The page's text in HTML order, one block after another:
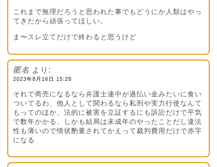
これまで無理だろうと思われた事でもどうにか人類はやっ
てきたから頑張ってほしい。
ま〜スレ立てだけで終わると思うけど
匿名 より:
2023年8月16日 15:28
それで商売になるなら弁護士連中が過払い金みたいに食い
ついてるわ、他人として関わるなら私刑や実力行使なんて
もってのほか、法的に被害を立証するにも訴訟だけで平気
で数年かかる、しかも結局は未成年のやったことだし違法
性も薄いので情状酌量されてかえって裁判費用だけで赤字
になる